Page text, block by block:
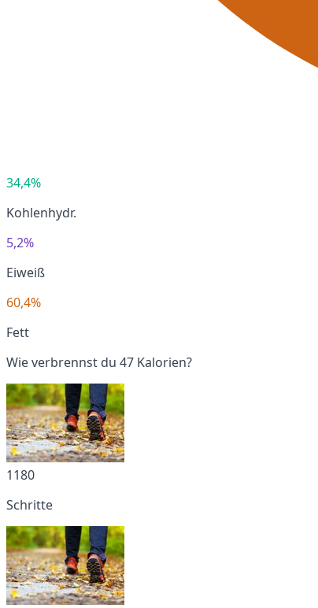
34,4%
Kohlenhydr.
5,2%
Eiweiß
60,4%
Fett
Wie verbrennst du 47 Kalorien?
1180
Schritte